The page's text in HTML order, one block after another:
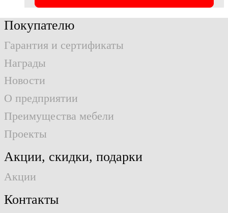
Покупателю
Гарантия и сертификаты
Награды
Новости
О предприятии
Преимущества мебели
Проекты
Акции, скидки, подарки
Акции
Контакты